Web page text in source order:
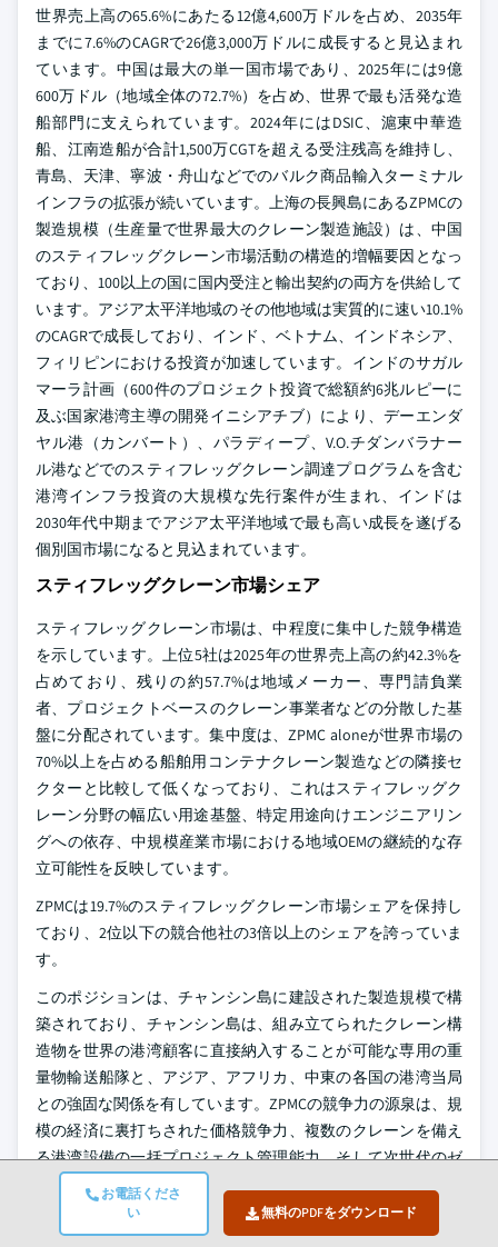
お電話くださ
い
無料のPDFをダウンロード
世界売上高の65.6%にあたる12億4,600万ドルを占め、2035年
までに7.6%のCAGRで26億3,000万ドルに成長すると見込まれ
ています。中国は最大の単一国市場であり、2025年には9億
600万ドル（地域全体の72.7%）を占め、世界で最も活発な造
船部門に支えられています。2024年にはDSIC、滬東中華造
船、江南造船が合計1,500万CGTを超える受注残高を維持し、
青島、天津、寧波・舟山などでのバルク商品輸入ターミナル
インフラの拡張が続いています。上海の長興島にあるZPMCの
製造規模（生産量で世界最大のクレーン製造施設）は、中国
のスティフレッグクレーン市場活動の構造的増幅要因となっ
ており、100以上の国に国内受注と輸出契約の両方を供給して
います。アジア太平洋地域のその他地域は実質的に速い10.1%
のCAGRで成長しており、インド、ベトナム、インドネシア、
フィリピンにおける投資が加速しています。インドのサガル
マーラ計画（600件のプロジェクト投資で総額約6兆ルピーに
及ぶ国家港湾主導の開発イニシアチブ）により、デーエンダ
ヤル港（カンバート）、パラディープ、V.O.チダンバラナー
ル港などでのスティフレッグクレーン調達プログラムを含む
港湾インフラ投資の大規模な先行案件が生まれ、インドは
2030年代中期までアジア太平洋地域で最も高い成長を遂げる
個別国市場になると見込まれています。
スティフレッグクレーン市場シェア
スティフレッグクレーン市場は、中程度に集中した競争構造
を示しています。上位5社は2025年の世界売上高の約42.3%を
占めており、残りの約57.7%は地域メーカー、専門請負業
者、プロジェクトベースのクレーン事業者などの分散した基
盤に分配されています。集中度は、ZPMC aloneが世界市場の
70%以上を占める船舶用コンテナクレーン製造などの隣接セ
クターと比較して低くなっており、これはスティフレッグク
レーン分野の幅広い用途基盤、特定用途向けエンジニアリン
グへの依存、中規模産業市場における地域OEMの継続的な存
立可能性を反映しています。
ZPMCは19.7%のスティフレッグクレーン市場シェアを保持し
ており、2位以下の競合他社の3倍以上のシェアを誇っていま
す。
このポジションは、チャンシン島に建設された製造規模で構
築されており、チャンシン島は、組み立てられたクレーン構
造物を世界の港湾顧客に直接納入することが可能な専用の重
量物輸送船隊と、アジア、アフリカ、中東の各国の港湾当局
との強固な関係を有しています。ZPMCの競争力の源泉は、規
模の経済に裏打ちされた価格競争力、複数のクレーンを備え
る港湾設備の一括プロジェクト管理能力、そして次世代のゼ
ロエミッションターミナル調達要件に対応する拡大中の電化
ポートフォリオによって強化されています。